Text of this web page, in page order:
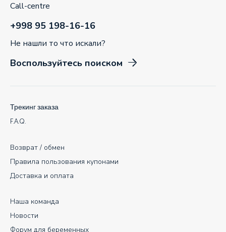
Call-centre
+998 95 198-16-16
Не нашли то что искали?
Воспользуйтесь поиском
Наша команда
Новости
Форум для беременных
Возврат / обмен
Правила пользования купонами
Доставка и оплата
Трекинг заказа
F.A.Q.